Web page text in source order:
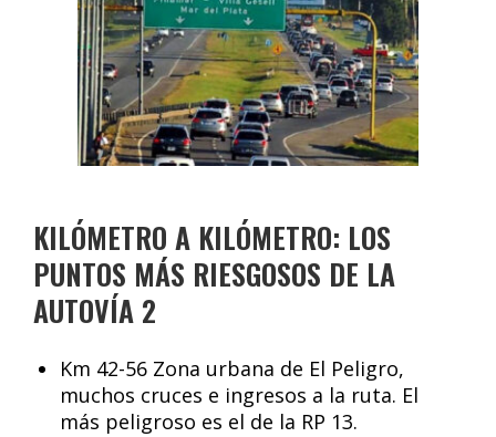
KILÓMETRO A KILÓMETRO: LOS
PUNTOS MÁS RIESGOSOS DE LA
AUTOVÍA 2
Km 42-56 Zona urbana de El Peligro,
muchos cruces e ingresos a la ruta. El
más peligroso es el de la RP 13.